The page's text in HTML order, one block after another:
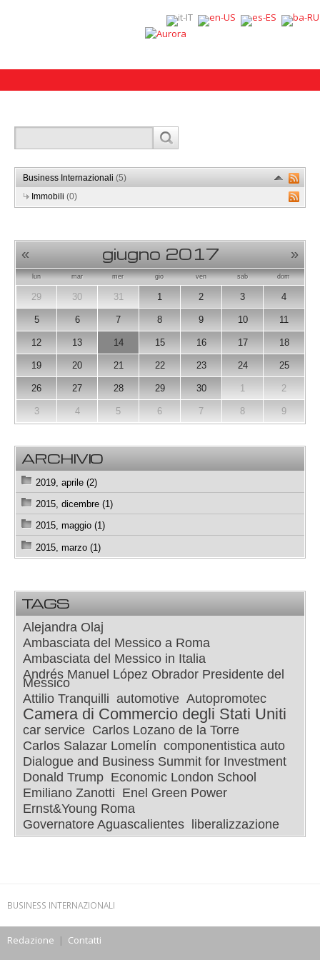
Business Internazionali (5)
Immobili (0)
« giugno 2017 »
lun mar mer gio ven sab dom
29 30 31 1 2 3 4
5 6 7 8 9 10 11
12 13 14 15 16 17 18
19 20 21 22 23 24 25
26 27 28 29 30 1 2
3 4 5 6 7 8 9
ARCHIVIO
2019, aprile (2)
2015, dicembre (1)
2015, maggio (1)
2015, marzo (1)
TAGS
Alejandra Olaj
Ambasciata del Messico a Roma
Ambasciata del Messico in Italia
Andrés Manuel López Obrador Presidente del
Messico
Attilio Tranquilli automotive Autopromotec
Camera di Commercio degli Stati Uniti
car service Carlos Lozano de la Torre
Carlos Salazar Lomelín componentistica auto
Dialogue and Business Summit for Investment
Donald Trump Economic London School
Emiliano Zanotti Enel Green Power
Ernst&Young Roma
Governatore Aguascalientes
liberalizzazione
BUSINESS INTERNAZIONALI
Redazione | Contatti